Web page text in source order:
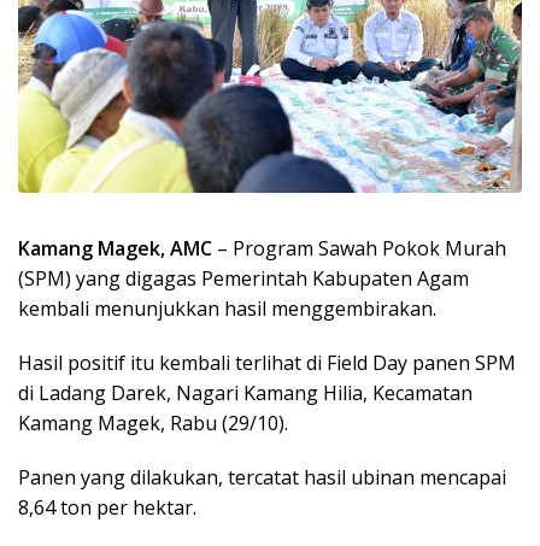
Kamang Magek, AMC – Program Sawah Pokok Murah
(SPM) yang digagas Pemerintah Kabupaten Agam
kembali menunjukkan hasil menggembirakan.
Hasil positif itu kembali terlihat di Field Day panen SPM
di Ladang Darek, Nagari Kamang Hilia, Kecamatan
Kamang Magek, Rabu (29/10).
Panen yang dilakukan, tercatat hasil ubinan mencapai
8,64 ton per hektar.